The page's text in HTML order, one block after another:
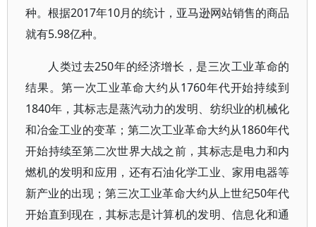
种。根据2017年10月的统计，亚马逊网站销售的商品
就有5.98亿种。
人类过去250年的经济增长，是三次工业革命的
结果。第一次工业革命大约从1760年代开始持续到
1840年，其标志是蒸汽动力的发明、纺织业的机械化
和冶金工业的变革；第二次工业革命大约从1860年代
开始持续至第二次世界大战之前，其标志是电力和内
燃机的发明和应用，还有石油化学工业、家用电器等
新产业的出现；第三次工业革命大约从上世纪50年代
开始直到现在，其标志是计算机的发明、信息化和通